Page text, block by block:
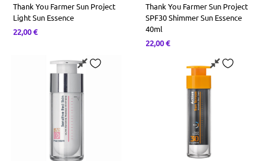
Thank You Farmer Sun Project
Light Sun Essence
22,00€
Thank You Farmer Sun Project
SPF30 Shimmer Sun Essence
40ml
22,00€